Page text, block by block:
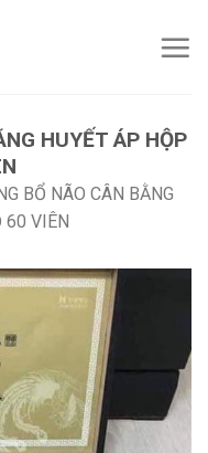
HUYẾT ÁP HỘP
BỔ NÃO CÂN BẰNG
60 VIÊN